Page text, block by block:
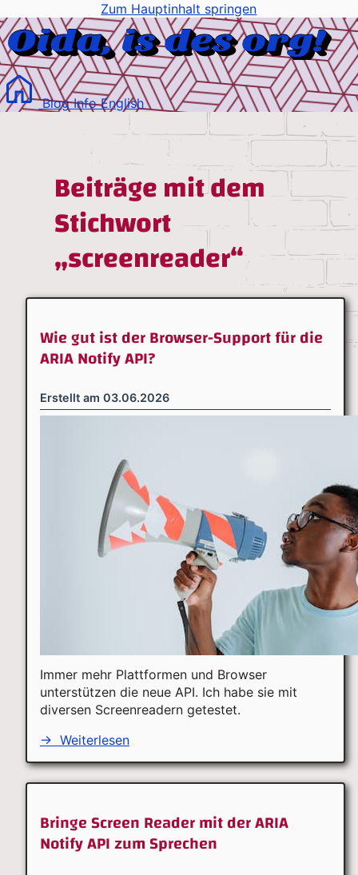
Zum Hauptinhalt springen
BlogInfoEnglish
Beiträge mit dem
Stichwort
„screenreader“
Wie gut ist der Browser-Support für die
ARIA Notify API?
Erstellt am 03.06.2026
Immer mehr Plattformen und Browser
unterstützen die neue API. Ich habe sie mit
diversen Screenreadern getestet.
→ Weiterlesen
Bringe Screen Reader mit der ARIA
Notify API zum Sprechen